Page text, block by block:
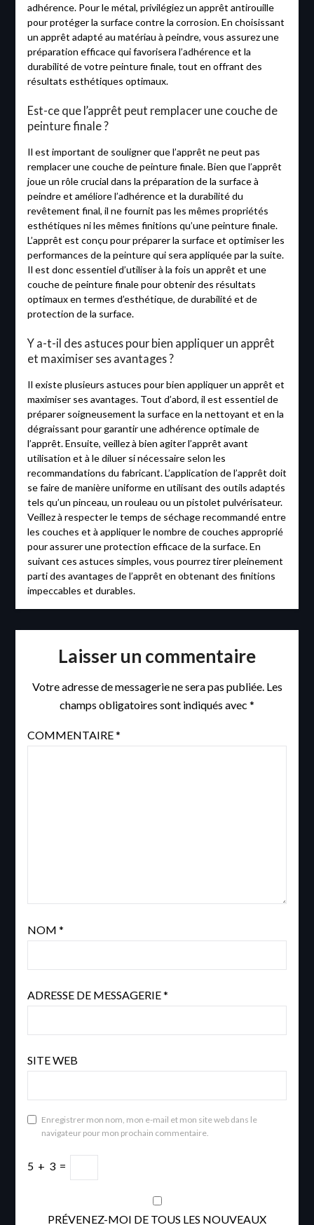
adhérence. Pour le métal, privilégiez un apprêt antirouille
pour protéger la surface contre la corrosion. En choisissant
un apprêt adapté au matériau à peindre, vous assurez une
préparation efficace qui favorisera l’adhérence et la
durabilité de votre peinture finale, tout en offrant des
résultats esthétiques optimaux.
Est-ce que l’apprêt peut remplacer une couche de
peinture finale ?
Il est important de souligner que l’apprêt ne peut pas
remplacer une couche de peinture finale. Bien que l’apprêt
joue un rôle crucial dans la préparation de la surface à
peindre et améliore l’adhérence et la durabilité du
revêtement final, il ne fournit pas les mêmes propriétés
esthétiques ni les mêmes finitions qu’une peinture finale.
L’apprêt est conçu pour préparer la surface et optimiser les
performances de la peinture qui sera appliquée par la suite.
Il est donc essentiel d’utiliser à la fois un apprêt et une
couche de peinture finale pour obtenir des résultats
optimaux en termes d’esthétique, de durabilité et de
protection de la surface.
Y a-t-il des astuces pour bien appliquer un apprêt
et maximiser ses avantages ?
Il existe plusieurs astuces pour bien appliquer un apprêt et
maximiser ses avantages. Tout d’abord, il est essentiel de
préparer soigneusement la surface en la nettoyant et en la
dégraissant pour garantir une adhérence optimale de
l’apprêt. Ensuite, veillez à bien agiter l’apprêt avant
utilisation et à le diluer si nécessaire selon les
recommandations du fabricant. L’application de l’apprêt doit
se faire de manière uniforme en utilisant des outils adaptés
tels qu’un pinceau, un rouleau ou un pistolet pulvérisateur.
Veillez à respecter le temps de séchage recommandé entre
les couches et à appliquer le nombre de couches approprié
pour assurer une protection efficace de la surface. En
suivant ces astuces simples, vous pourrez tirer pleinement
parti des avantages de l’apprêt en obtenant des finitions
impeccables et durables.
Laisser un commentaire
Votre adresse de messagerie ne sera pas publiée. Les
champs obligatoires sont indiqués avec *
COMMENTAIRE*
NOM *
ADRESSE DE MESSAGERIE*
SITE WEB
Enregistrer mon nom, mon e-mail et mon site web dans le
navigateur pour mon prochain commentaire.
5 + 3 =
PRÉVENEZ-MOI DE TOUS LES NOUVEAUX